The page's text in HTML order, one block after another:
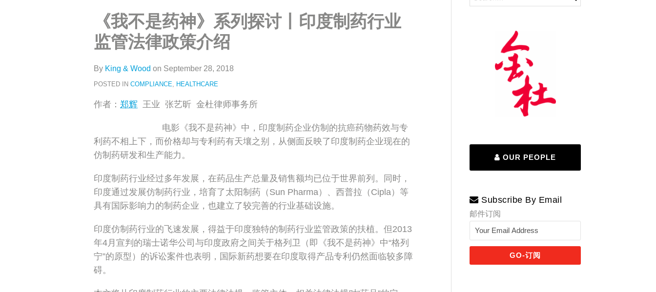
《我不是药神》系列探讨丨印度制药行业
监管法律政策介绍
By King & Wood on September 28, 2018
POSTED IN COMPLIANCE, HEALTHCARE
作者： 郑辉 王业 张艺昕 金杜律师事务所
电影《我不是药神》中，印度制药企业仿制的抗癌药物药效与专
利药不相上下，而价格却与专利药有天壤之别，从侧面反映了印度制药企业现在的
仿制药研发和生产能力。
印度制药行业经过多年发展，在药品生产总量及销售额均已位于世界前列。同时，
印度通过发展仿制药行业，培育了太阳制药（Sun Pharma）、西普拉（Cipla）等
具有国际影响力的制药企业，也建立了较完善的行业基础设施。
印度仿制药行业的飞速发展，得益于印度独特的制药行业监管政策的扶植。但2013
年4月宣判的瑞士诺华公司与印度政府之间关于格列卫（即《我不是药神》中“格列
宁”的原型）的诉讼案件也表明，国际新药想要在印度取得产品专利仍然面临较多障
碍。
Print:
Email
this
post
Tweet
this
post
Like
this
post
Share
this
post
LinkedIn
OUR PEOPLE
Subscribe By Email
邮件订阅